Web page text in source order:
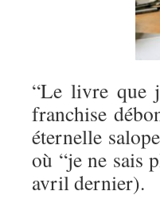
“Le livre que
franchise
éternelle
où “je ne sais
avril dernier).